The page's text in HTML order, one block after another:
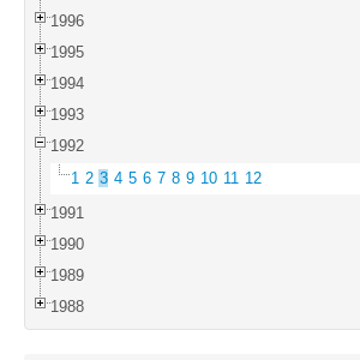
1996
1995
1994
1993
1992
1 2 3 4 5 6 7 8 9 10 11 12
1991
1990
1989
1988